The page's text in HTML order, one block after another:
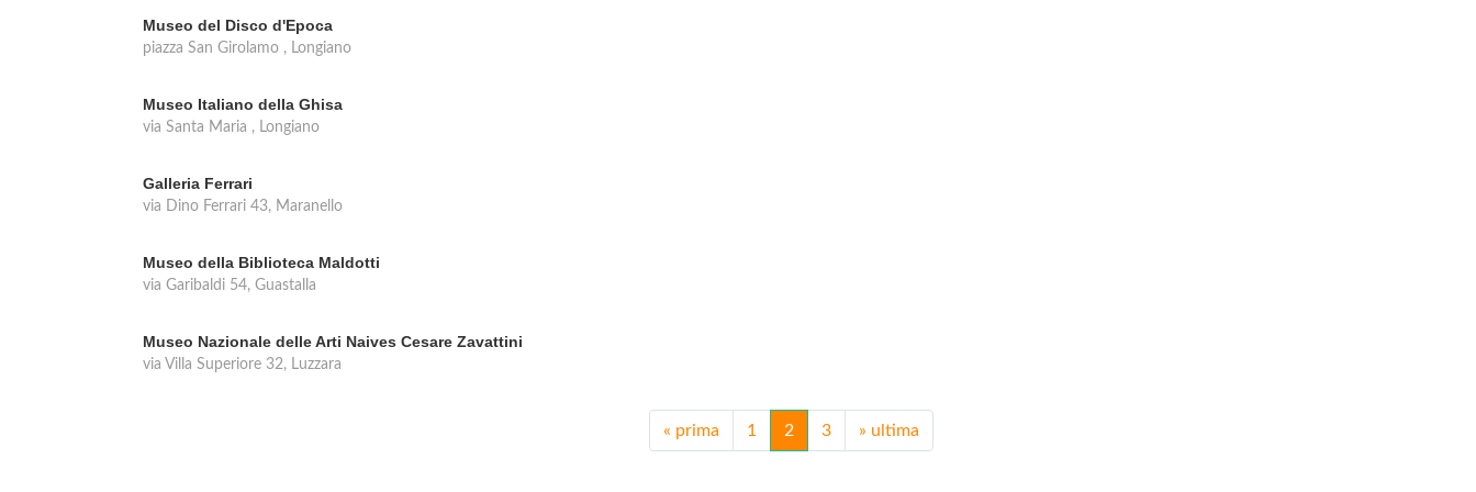
Museo del Disco d'Epoca
piazza San Girolamo , Longiano
Museo Italiano della Ghisa
via Santa Maria , Longiano
Galleria Ferrari
via Dino Ferrari 43, Maranello
Museo della Biblioteca Maldotti
via Garibaldi 54, Guastalla
Museo Nazionale delle Arti Naives Cesare Zavattini
via Villa Superiore 32, Luzzara
« prima 1 2 3 » ultima